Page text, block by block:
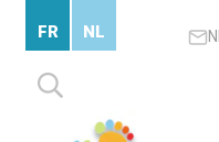
contenu
principal
Rechercher :
FR NL